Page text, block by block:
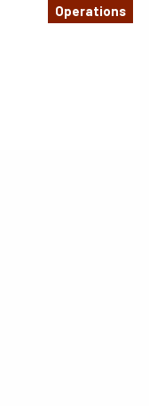
Operations